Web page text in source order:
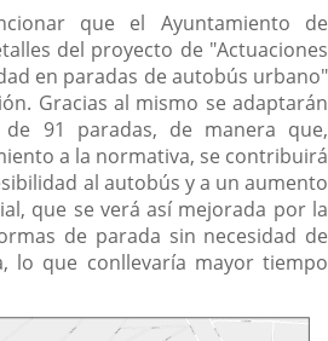
que el Ayuntamiento de
del proyecto de "Actuaciones
en paradas de autobús urbano"
Gracias al mismo se adaptarán
91 paradas, de manera que,
a la normativa, se contribuirá
al autobús y a un aumento
que se verá así mejorada por la
de parada sin necesidad de
lo que conllevaría mayor tiempo